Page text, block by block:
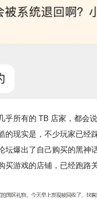
乎所有的 TB 店家，都会
的现实是，不少玩家已经
坛爆出了自己购买的黑神
买游戏的店铺，已经跑路